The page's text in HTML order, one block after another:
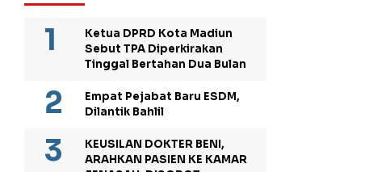
Ketua DPRD Kota Madiun
Sebut TPA Diperkirakan
Tinggal Bertahan Dua Bulan
Empat Pejabat Baru ESDM,
Dilantik Bahlil
KEUSILAN DOKTER BENI,
ARAHKAN PASIEN KE KAMAR